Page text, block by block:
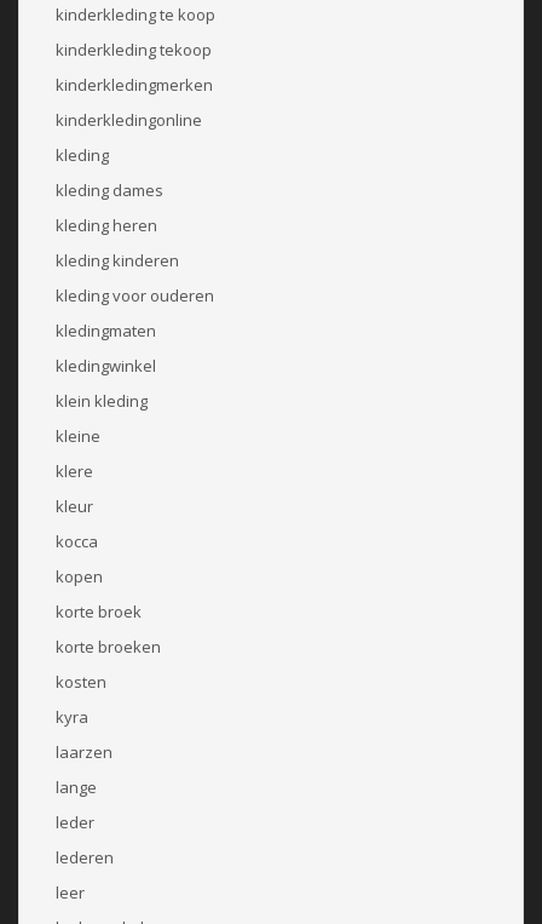
kinderkleding te koop
kinderkleding tekoop
kinderkledingmerken
kinderkledingonline
kleding
kleding dames
kleding heren
kleding kinderen
kleding voor ouderen
kledingmaten
kledingwinkel
klein kleding
kleine
klere
kleur
kocca
kopen
korte broek
korte broeken
kosten
kyra
laarzen
lange
leder
lederen
leer